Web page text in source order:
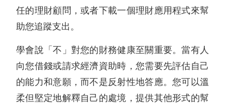
任的理財顧問，或者下載一個理財應用程式來幫
助您追蹤支出。
學會說「不」對您的財務健康至關重要。當有人
向您借錢或請求經濟資助時，您需要先評估自己
的能力和意願，而不是反射性地答應。您可以溫
柔但堅定地解釋自己的處境，提供其他形式的幫